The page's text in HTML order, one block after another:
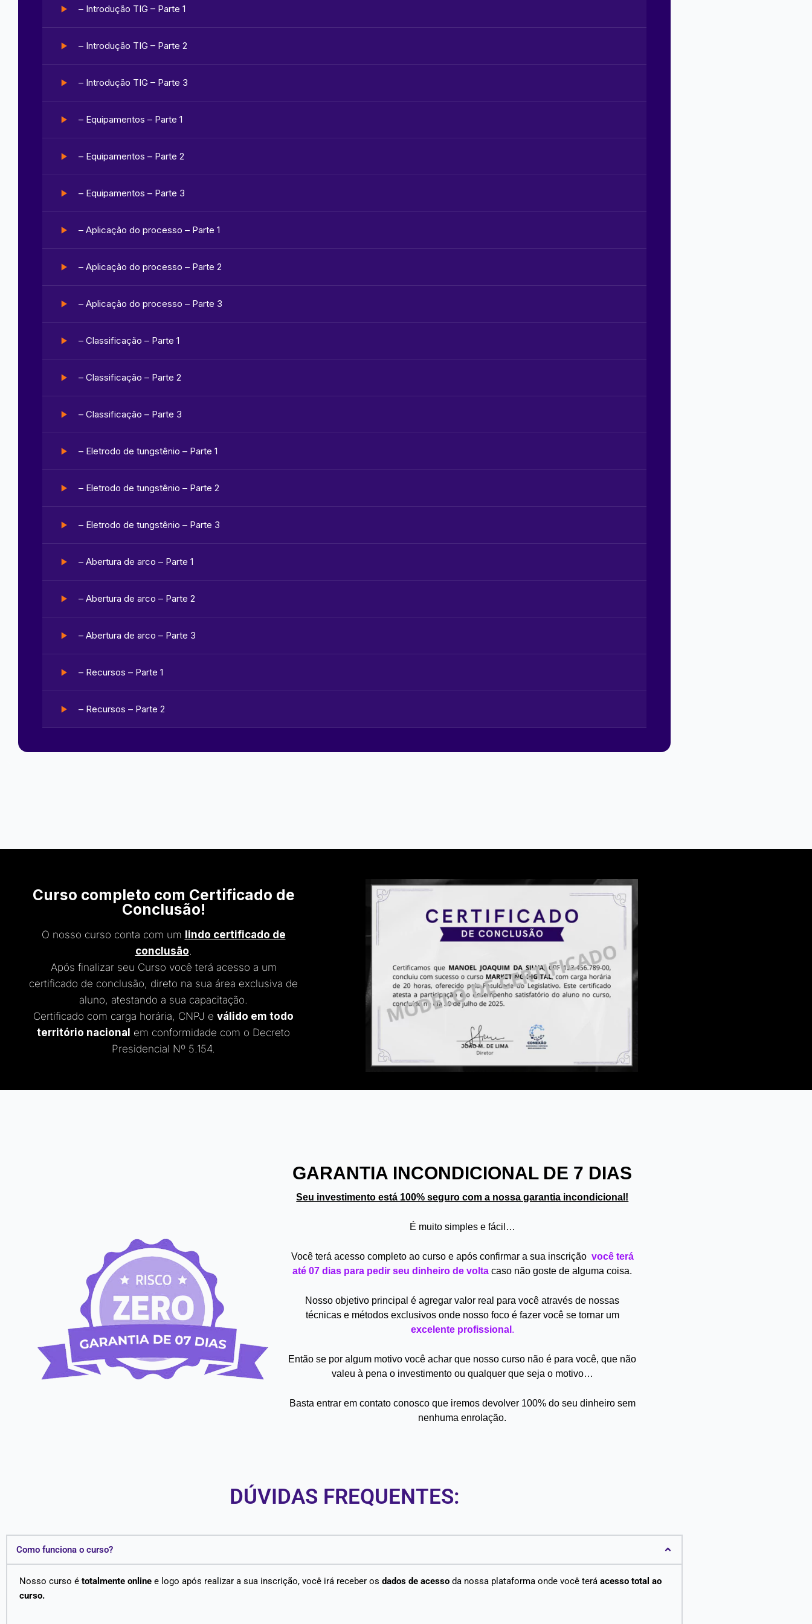
– Introdução TIG – Parte 1
– Introdução TIG – Parte 2
– Introdução TIG – Parte 3
– Equipamentos – Parte 1
– Equipamentos – Parte 2
– Equipamentos – Parte 3
– Aplicação do processo – Parte 1
– Aplicação do processo – Parte 2
– Aplicação do processo – Parte 3
– Classificação – Parte 1
– Classificação – Parte 2
– Classificação – Parte 3
– Eletrodo de tungstênio – Parte 1
– Eletrodo de tungstênio – Parte 2
– Eletrodo de tungstênio – Parte 3
– Abertura de arco – Parte 1
– Abertura de arco – Parte 2
– Abertura de arco – Parte 3
– Recursos – Parte 1
– Recursos – Parte 2
Curso completo com Certificado de
Conclusão!
O nosso curso conta com um lindo certificado de
conclusão.
Após finalizar seu Curso você terá acesso a um
certificado de conclusão, direto na sua área exclusiva de
aluno, atestando a sua capacitação.
Certificado com carga horária, CNPJ e válido em todo
território nacional em conformidade com o Decreto
Presidencial Nº 5.154.
GARANTIA INCONDICIONAL DE 7 DIAS
Seu investimento está 100% seguro com a nossa garantia incondicional!
É muito simples e fácil…
Você terá acesso completo ao curso e após confirmar a sua inscrição, você terá
até 07 dias para pedir seu dinheiro de volta caso não goste de alguma coisa.
Nosso objetivo principal é agregar valor real para você através de nossas
técnicas e métodos exclusivos onde nosso foco é fazer você se tornar um
excelente profissional .
Então se por algum motivo você achar que nosso curso não é para você, que não
valeu à pena o investimento ou qualquer que seja o motivo…
Basta entrar em contato conosco que iremos devolver 100% do seu dinheiro sem
nenhuma enrolação.
DÚVIDAS FREQUENTES:​
Como funciona o curso?
Nosso curso é totalmente online e logo após realizar a sua inscrição, você irá receber os dados de acesso da nossa plataforma onde você terá acesso total ao
curso.